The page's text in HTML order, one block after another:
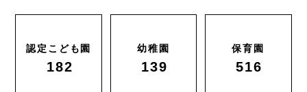
認定こども園
182
幼稚園
139
保育園
516